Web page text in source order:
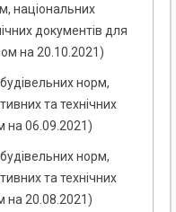
національних
документів для
на 20.10.2021)
норм,
та технічних
на 06.09.2021)
норм,
та технічних
на 20.08.2021)